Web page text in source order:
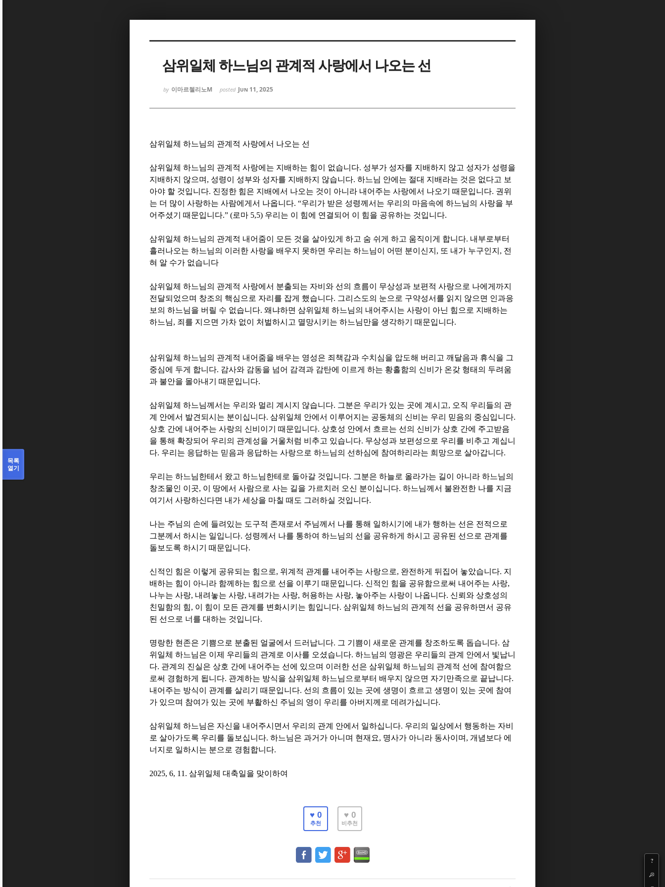
삼위일체 하느님의 관계적 사랑에서 나오는 선
by 이마르첼리노M posted Jun 11, 2025
?
삼위일체 하느님의 관계적 사랑에서 나오는 선
삼위일체 하느님의 관계적 사랑에는 지배하는 힘이 없습니다. 성부가 성자를 지배하지 않고 성자가 성령을
지배하지 않으며 , 성령이 성부와 성자를 지배하지 않습니다. 하느님 안에는 절대 지배라는 것은 없다고 보
아야 할 것입니다. 진정한 힘은 지배에서 나오는 것이 아니라 내어주는 사랑에서 나오기 때문입니다. 권위
는 더 많이 사랑하는 사람에게서 나옵니다. “우리가 받은 성령께서는 우리의 마음속에 하느님의 사랑을 부
어주셨기 때문입니다.” (로마 5,5) 우리는 이 힘에 연결되어 이 힘을 공유하는 것입니다.
삼위일체 하느님의 관계적 내어줌이 모든 것을 살아있게 하고 숨 쉬게 하고 움직이게 합니다. 내부로부터
흘러나오는 하느님의 이러한 사랑을 배우지 못하면 우리는 하느님이 어떤 분이신지 , 또 내가 누구인지 , 전
혀 알 수가 없습니다
삼위일체 하느님의 관계적 사랑에서 분출되는 자비와 선의 흐름이 무상성과 보편적 사랑으로 나에게까지
전달되었으며 창조의 핵심으로 자리를 잡게 했습니다. 그리스도의 눈으로 구약성서를 읽지 않으면 인과응
보의 하느님을 버릴 수 없습니다. 왜냐하면 삼위일체 하느님의 내어주시는 사랑이 아닌 힘으로 지배하는
하느님, 죄를 지으면 가차 없이 처벌하시고 멸망시키는 하느님만을 생각하기 때문입니다.
삼위일체 하느님의 관계적 내어줌을 배우는 영성은 죄책감과 수치심을 압도해 버리고 깨달음과 휴식을 그
중심에 두게 합니다. 감사와 감동을 넘어 감격과 감탄에 이르게 하는 황홀함의 신비가 온갖 형태의 두려움
과 불안을 몰아내기 때문입니다.
삼위일체 하느님께서는 우리와 멀리 계시지 않습니다. 그분은 우리가 있는 곳에 계시고, 오직 우리들의 관
계 안에서 발견되시는 분이십니다. 삼위일체 안에서 이루어지는 공동체의 신비는 우리 믿음의 중심입니다.
상호 간에 내어주는 사랑의 신비이기 때문입니다. 상호성 안에서 흐르는 선의 신비가 상호 간에 주고받음
을 통해 확장되어 우리의 관계성을 거울처럼 비추고 있습니다. 무상성과 보편성으로 우리를 비추고 계십니
다. 우리는 응답하는 믿음과 응답하는 사랑으로 하느님의 선하심에 참여하리라는 희망으로 살아갑니다.
우리는 하느님한테서 왔고 하느님한테로 돌아갈 것입니다. 그분은 하늘로 올라가는 길이 아니라 하느님의
창조물인 이곳, 이 땅에서 사람으로 사는 길을 가르치러 오신 분이십니다. 하느님께서 불완전한 나를 지금
여기서 사랑하신다면 내가 세상을 마칠 때도 그러하실 것입니다.
나는 주님의 손에 들려있는 도구적 존재로서 주님께서 나를 통해 일하시기에 내가 행하는 선은 전적으로
그분께서 하시는 일입니다. 성령께서 나를 통하여 하느님의 선을 공유하게 하시고 공유된 선으로 관계를
돌보도록 하시기 때문입니다.
신적인 힘은 이렇게 공유되는 힘으로, 위계적 관계를 내어주는 사랑으로, 완전하게 뒤집어 놓았습니다. 지
배하는 힘이 아니라 함께하는 힘으로 선을 이루기 때문입니다. 신적인 힘을 공유함으로써 내어주는 사랑,
나누는 사랑, 내려놓는 사랑, 내려가는 사랑, 허용하는 사랑, 놓아주는 사랑이 나옵니다. 신뢰와 상호성의
친밀함의 힘, 이 힘이 모든 관계를 변화시키는 힘입니다. 삼위일체 하느님의 관계적 선을 공유하면서 공유
된 선으로 너를 대하는 것입니다.
명랑한 현존은 기쁨으로 분출된 얼굴에서 드러납니다. 그 기쁨이 새로운 관계를 창조하도록 돕습니다. 삼
위일체 하느님은 이제 우리들의 관계로 이사를 오셨습니다. 하느님의 영광은 우리들의 관계 안에서 빛납니
다. 관계의 진실은 상호 간에 내어주는 선에 있으며 이러한 선은 삼위일체 하느님의 관계적 선에 참여함으
로써 경험하게 됩니다. 관계하는 방식을 삼위일체 하느님으로부터 배우지 않으면 자기만족으로 끝납니다.
내어주는 방식이 관계를 살리기 때문입니다. 선의 흐름이 있는 곳에 생명이 흐르고 생명이 있는 곳에 참여
가 있으며 참여가 있는 곳에 부활하신 주님의 영이 우리를 아버지께로 데려가십니다.
삼위일체 하느님은 자신을 내어주시면서 우리의 관계 안에서 일하십니다. 우리의 일상에서 행동하는 자비
로 살아가도록 우리를 돌보십니다. 하느님은 과거가 아니며 현재요, 명사가 아니라 동사이며 , 개념보다 에
너지로 일하시는 분으로 경험합니다.
2025, 6, 11. 삼위일체 대축일을 맞이하여
♥ 0
추천
♥ 0
비추천
목록
열기
Sketchbook5, 스케치북5
Sketchbook5, 스케치북5